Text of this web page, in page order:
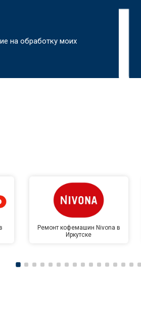
на обработку моих
Ремонт кофемашин Nivona в
Иркутске